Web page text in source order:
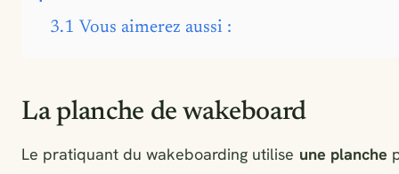
3.1 Vous aimerez aussi :
La planche de wakeboard
Le pratiquant du wakeboarding utilise une planche